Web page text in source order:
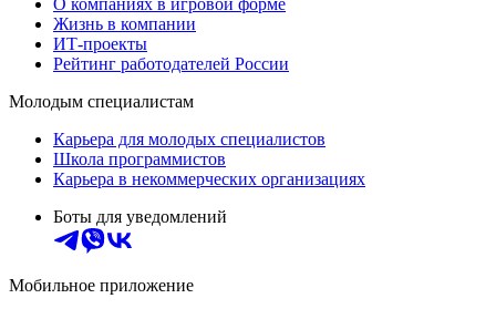
О компаниях в игровой форме
Жизнь в компании
ИТ-проекты
Рейтинг работодателей России
Молодым специалистам
Карьера для молодых специалистов
Школа программистов
Карьера в некоммерческих организациях
Боты для уведомлений
Мобильное приложение